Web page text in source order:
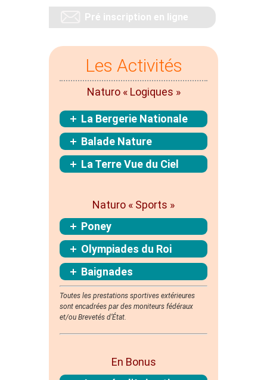
Pré inscription en ligne
Les Activités
Naturo « Logiques »
La Bergerie Nationale
Balade Nature
La Terre Vue du Ciel
Naturo « Sports »
Poney
Olympiades du Roi
Baignades
Toutes les prestations sportives extérieures
sont encadrées par des moniteurs fédéraux
et/ou Brevetés d’État.
En Bonus